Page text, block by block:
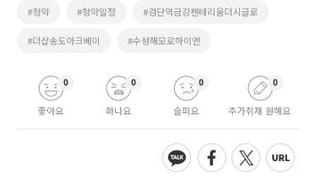
#청약 #청약일정 #검단역금강펜테리움더시글로
#더샵송도아크베이 #수성해모로하이엔
좋아요
0
화나요
0
슬퍼요
0
추가취재 원해요
0